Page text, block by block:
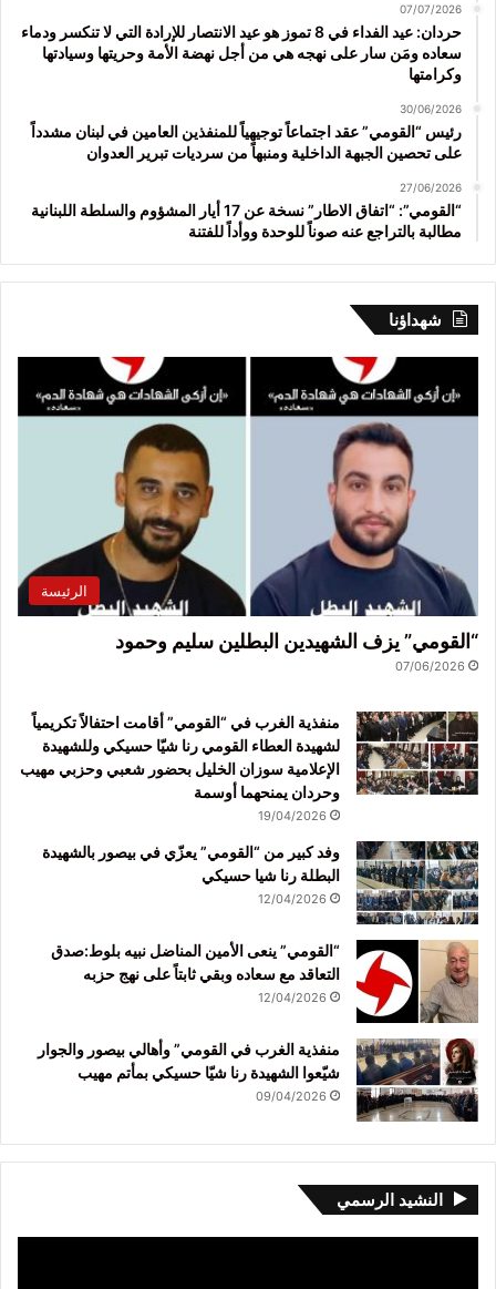
07/07/2026
حردان: عيد الفداء في 8 تموز هو عيد الانتصار للإرادة التي لا تنكسر ودماء
سعاده ومَن سار على نهجه هي من أجل نهضة الأمة وحريتها وسيادتها
وكرامتها
30/06/2026
رئيس “القومي” عقد اجتماعاً توجيهياً للمنفذين العامين في لبنان مشدداً
على تحصين الجبهة الداخلية ومنبهاً من سرديات تبرير العدوان
27/06/2026
“القومي”: “اتفاق الاطار” نسخة عن 17 أيار المشؤوم والسلطة اللبنانية
مطالبة بالتراجع عنه صوناً للوحدة ووأداً للفتنة
شهداؤنا
الرئيسة
“القومي” يزف الشهيدين البطلين سليم وحمود
07/06/2026
منفذية الغرب في “القومي” أقامت احتفالاً تكريمياً
لشهيدة العطاء القومي رنا شيّا حسيكي وللشهيدة
الإعلامية سوزان الخليل بحضور شعبي وحزبي مهيب
وحردان يمنحهما أوسمة
19/04/2026
وفد كبير من “القومي” يعزّي في بيصور بالشهيدة
البطلة رنا شيا حسيكي
12/04/2026
“القومي” ينعى الأمين المناضل نبيه بلوط:صدق
التعاقد مع سعاده وبقي ثابتاً على نهج حزبه
12/04/2026
منفذية الغرب في القومي” وأهالي بيصور والجوار
شيّعوا الشهيدة رنا شيّا حسيكي بمأتم مهيب
09/04/2026
النشيد الرسمي